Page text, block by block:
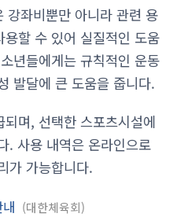
좌비뿐만 아니라 관련 용
할 수 있어 실질적인 도움
년들에게는 규칙적인 운동
발달에 큰 도움을 줍니다.
며, 선택한 스포츠시설에
. 사용 내역은 온라인으로
가 가능합니다.
대한체육회